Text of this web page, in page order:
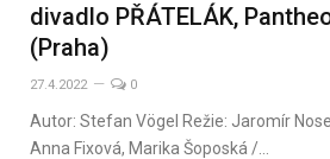
divadlo PŘÁTELÁK,
(Praha)
27.4.2022 0
Autor: Stefan Vögel Režie: Jaromír
Anna Fixová, Marika Šoposká /…